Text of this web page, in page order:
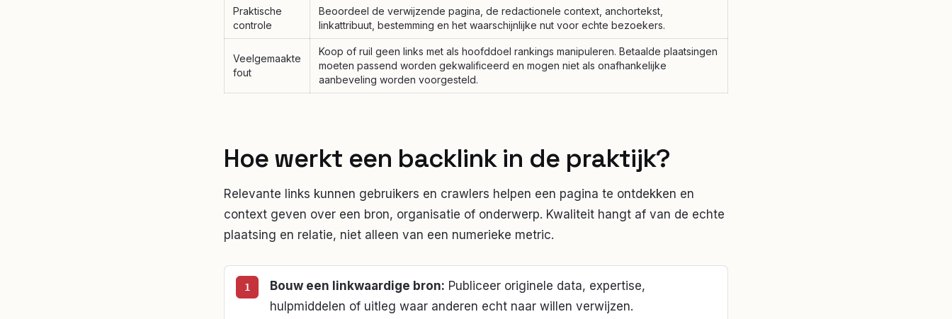
Praktische
controle
Beoordeel de verwijzende pagina, de redactionele context, anchortekst,
linkattribuut, bestemming en het waarschijnlijke nut voor echte bezoekers.
Veelgemaakte
fout
Koop of ruil geen links met als hoofddoel rankings manipuleren. Betaalde plaatsingen
moeten passend worden gekwalificeerd en mogen niet als onafhankelijke
aanbeveling worden voorgesteld.
Hoe werkt een backlinkin de praktijk?
Relevante links kunnen gebruikers en crawlers helpen een pagina te ontdekken en
context geven over een bron, organisatie of onderwerp. Kwaliteit hangt af van de echte
plaatsing en relatie, niet alleen van een numerieke metric.
Bouw een linkwaardige bron: Publiceer originele data, expertise,
hulpmiddelen of uitleg waar anderen echt naar willen verwijzen.